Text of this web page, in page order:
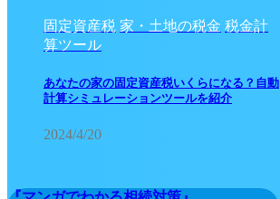
固定資産税 家・土地の税金 税金計
算ツール
あなたの家の固定資産税いくらになる？自動
計算シミュレーションツールを紹介
2024/4/20